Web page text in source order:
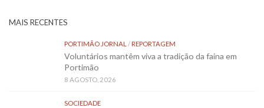
MAIS RECENTES
PORTIMÃO JORNAL /REPORTAGEM
Voluntários mantêm viva a tradição da faina em
Portimão
8 AGOSTO, 2026
SOCIEDADE